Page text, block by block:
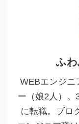
ふ
WEBエンジニ
ー（娘2人）。
に転職。ブロ